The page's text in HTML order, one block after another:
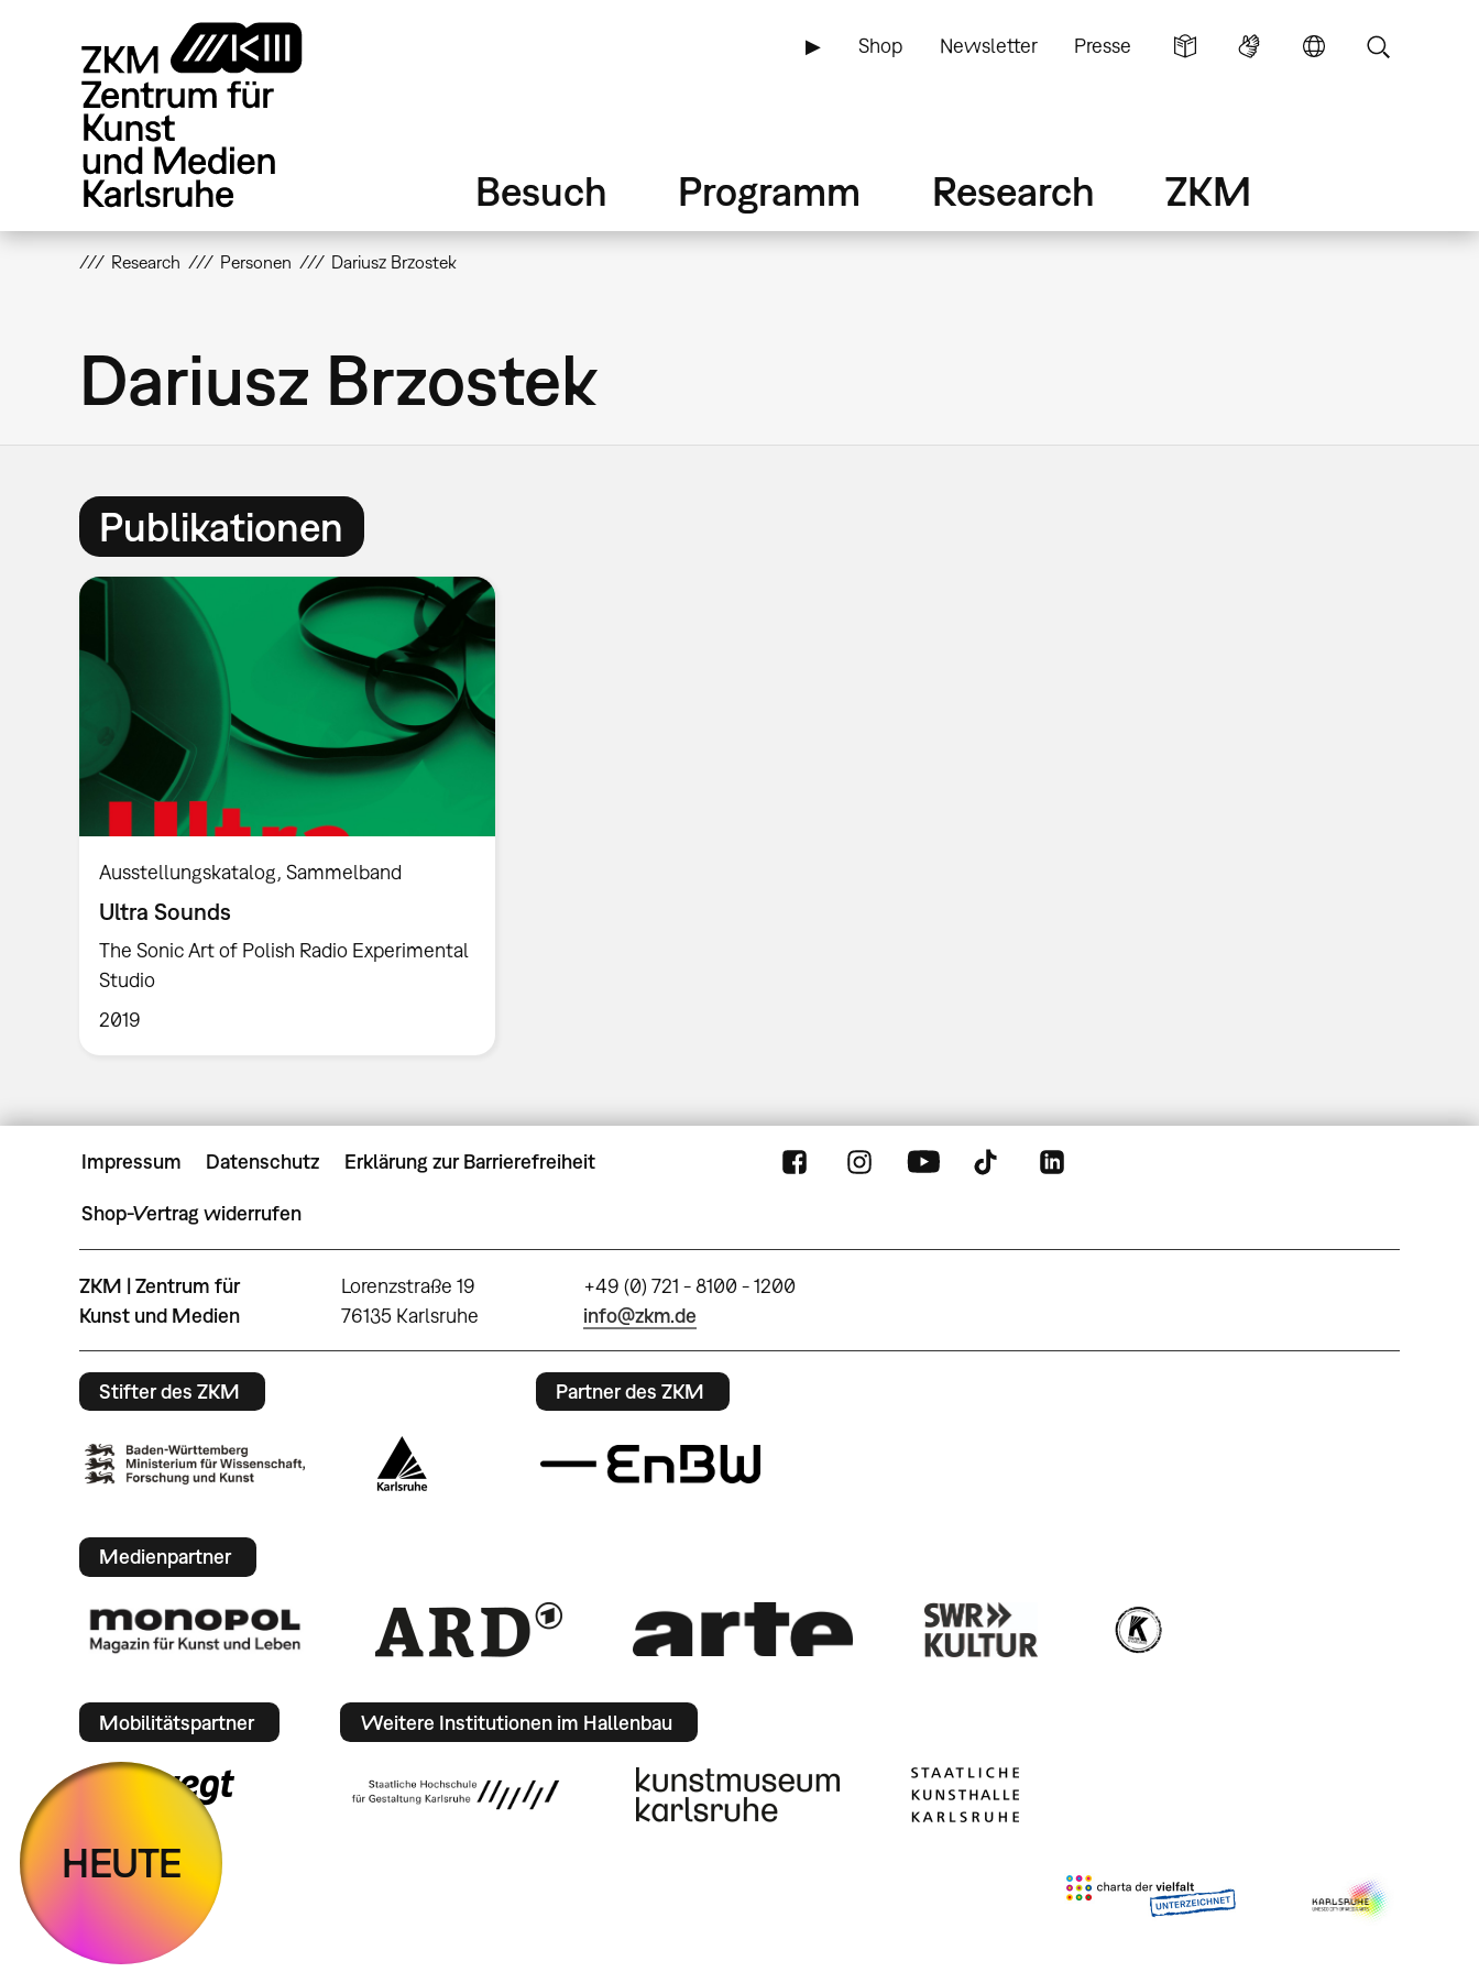
▶ Shop Newsletter Presse
Besuch Programm Research ZKM
Research Personen Dariusz Brzostek
Dariusz Brzostek
Publikationen
Ausstellungskatalog Sammelband
Ultra Sounds
The Sonic Art of Polish Radio Experimental
Studio
2019
Impressum Datenschutz Erklärung zur Barrierefreiheit
Shop-Vertrag widerrufen
ZKM | Zentrum für
Kunst und Medien
Lorenzstraße 19
76135 Karlsruhe
+49 (0) 721 - 8100 - 1200
info@zkm.de
Stifter des ZKM Partner des ZKM
Medienpartner
Mobilitätspartner Weitere Institutionen im Hallenbau
HEUTE